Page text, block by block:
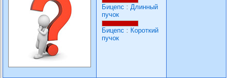
Бицепс : Длинный
пучок
Бицепс : Короткий
пучок